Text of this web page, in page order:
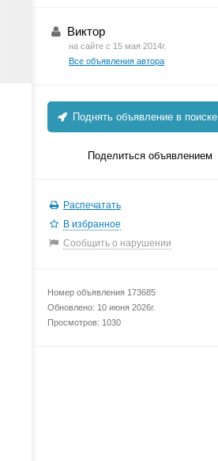
Виктор
на сайте с 15 мая 2014г.
Все объявления автора
Поднять объявление в поиске
Поделиться объявлением
Распечатать
В избранное
Сообщить о нарушении
Номер объявления 173685
Обновлено: 10 июня 2026г.
Просмотров: 1030